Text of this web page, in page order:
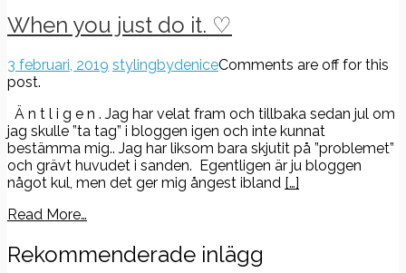
When you just do it. ♡
3 februari, 2019 3stylingbydeniceComments are off for this
post.
Ä n t l i g e n . Jag har velat fram och tillbaka sedan jul om
jag skulle ”ta tag” i bloggen igen och inte kunnat
bestämma mig.. Jag har liksom bara skjutit på ”problemet”
och grävt huvudet i sanden. Egentligen är ju bloggen
något kul, men det ger mig ångest ibland […]
Read More…
Rekommenderade inlägg